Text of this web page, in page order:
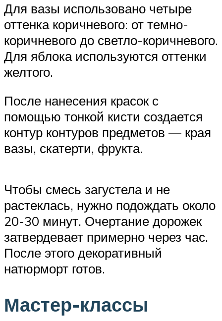
Для вазы использовано четыре
оттенка коричневого: от темно-
коричневого до светло-коричневого.
Для яблока используются оттенки
желтого.
После нанесения красок с
помощью тонкой кисти создается
контур контуров предметов — края
вазы, скатерти, фрукта.
Чтобы смесь загустела и не
растеклась, нужно подождать около
20-30 минут. Очертание дорожек
затвердевает примерно через час.
После этого декоративный
натюрморт готов.
Мастер-классы